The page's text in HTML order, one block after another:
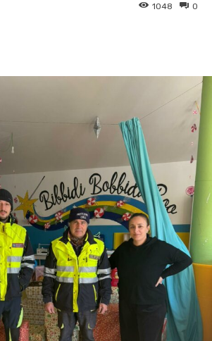
0
1048